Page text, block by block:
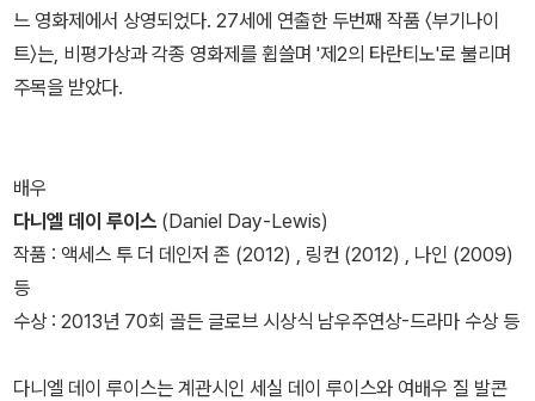
느 영화제에서 상영되었다. 27세에 연출한 두번째 작품 〈부기나이
트〉는, 비평가상과 각종 영화제를 휩쓸며 '제2의 타란티노'로 불리며
주목을 받았다.
배우
다니엘 데이 루이스 (Daniel Day-Lewis)
작품 : 액세스 투 더 데인저 존 (2012) , 링컨 (2012) , 나인 (2009)
등
수상 : 2013년 70회 골든 글로브 시상식 남우주연상-드라마 수상 등
다니엘 데이 루이스는 계관시인 세실 데이 루이스와 여배우 질 발콘